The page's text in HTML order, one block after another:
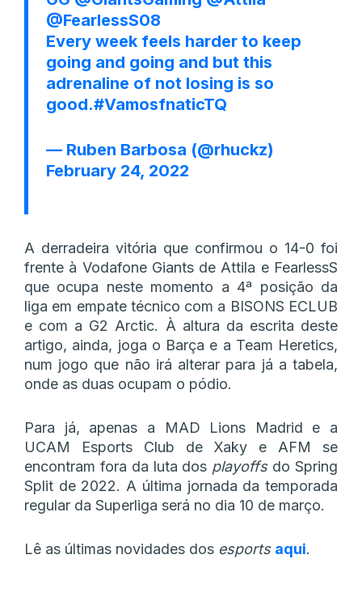
@FearlessS08
Every week feels harder to keep
going and going and but this
adrenaline of not losing is so
good.#VamosfnaticTQ
— Ruben Barbosa (@rhuckz)
February 24, 2022
A derradeira vitória que confirmou o 14-0 foi
frente à Vodafone Giants de Attila e FearlessS
que ocupa neste momento a 4ª posição da
liga em empate técnico com a BISONS ECLUB
e com a G2 Arctic. À altura da escrita deste
artigo, ainda, joga o Barça e a Team Heretics,
num jogo que não irá alterar para já a tabela,
onde as duas ocupam o pódio.
Para já, apenas a MAD Lions Madrid e a
UCAM Esports Club de Xaky e AFM se
encontram fora da luta dos playoffsdo Spring
Split de 2022. A última jornada da temporada
regular da Superliga será no dia 10 de março.
Lê as últimas novidades dos esports aqui.